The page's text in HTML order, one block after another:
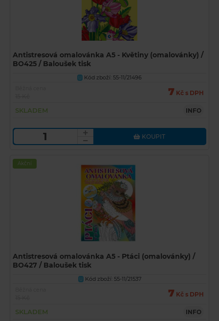
Antistresová omalovánka A5 - Květiny (omalovánky) /
BO425 / Baloušek tisk
U
Kód zboží: 55-11/21496
7 Kč s DPH
SKLADEM INFO
KOUPIT
Akční
Antistresová omalovánka A5 - Ptáci (omalovánky) /
BO427 / Baloušek tisk
U Kód zboží: 55-11/21537
7 Kč s DPH
SKLADEM INFO